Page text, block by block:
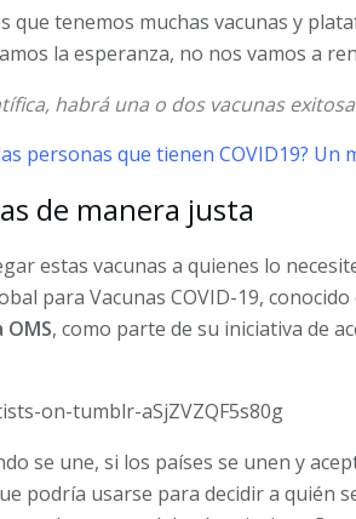
que tenemos muchas vacunas y
la esperanza, no nos vamos a
habrá una o dos vacunas
personas que tienen COVID19? Un
de manera justa
estas vacunas a quienes lo
para Vacunas COVID-19, conocido
, como parte de su iniciativa de
on-tumblr-aSjZVZQF5s80g
se une, si los países se unen y
podría usarse para decidir a quién